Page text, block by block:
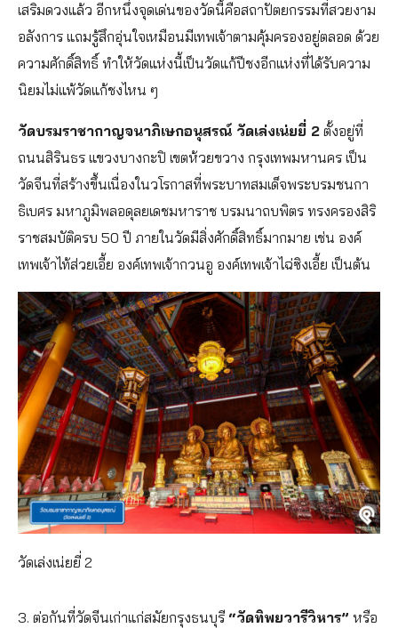
เสริมดวงแล้ว อีกหนึ่งจุดเด่นของวัดนี้คือสถาปัตยกรรมที่สวยงาม
อลังการ แถมรู้สึกอุ่นใจเหมือนมีเทพเจ้าตามคุ้มครองอยู่ตลอด ด้วย
ความศักดิ์สิทธิ์ ทำให้วัดแห่งนี้เป็นวัดแก้ปีชงอีกแห่งที่ได้รับความ
นิยมไม่แพ้วัดแก้ชงไหน ๆ
วัดบรมราชากาญจนาภิเษกอนุสรณ์ วัดเล่งเน่ยยี่ 2 ตั้งอยู่ที่
ถนนสิรินธร แขวงบางกะปิ เขตห้วยขวาง กรุงเทพมหานคร เป็น
วัดจีนที่สร้างขึ้นเนื่องในวโรกาสที่พระบาทสมเด็จพระบรมชนกา
ธิเบศร มหาภูมิพลอดุลยเดชมหาราช บรมนาถบพิตร ทรงครองสิริ
ราชสมบัติครบ 50 ปี ภายในวัดมีสิ่งศักดิ์สิทธิ์มากมาย เช่น องค์
เทพเจ้าไท้ส่วยเอี้ย องค์เทพเจ้ากวนอู องค์เทพเจ้าไฉ่ซิงเอี้ย เป็นต้น
วัดเล่งเน่ยยี่ 2
3. ต่อกันที่วัดจีนเก่าแก่สมัยกรุงธนบุรี “วัดทิพยวารีวิหาร” หรือ